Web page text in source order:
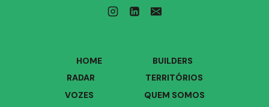
HOME
BUILDERS
RADAR
TERRITÓRIOS
VOZES
QUEM SOMOS